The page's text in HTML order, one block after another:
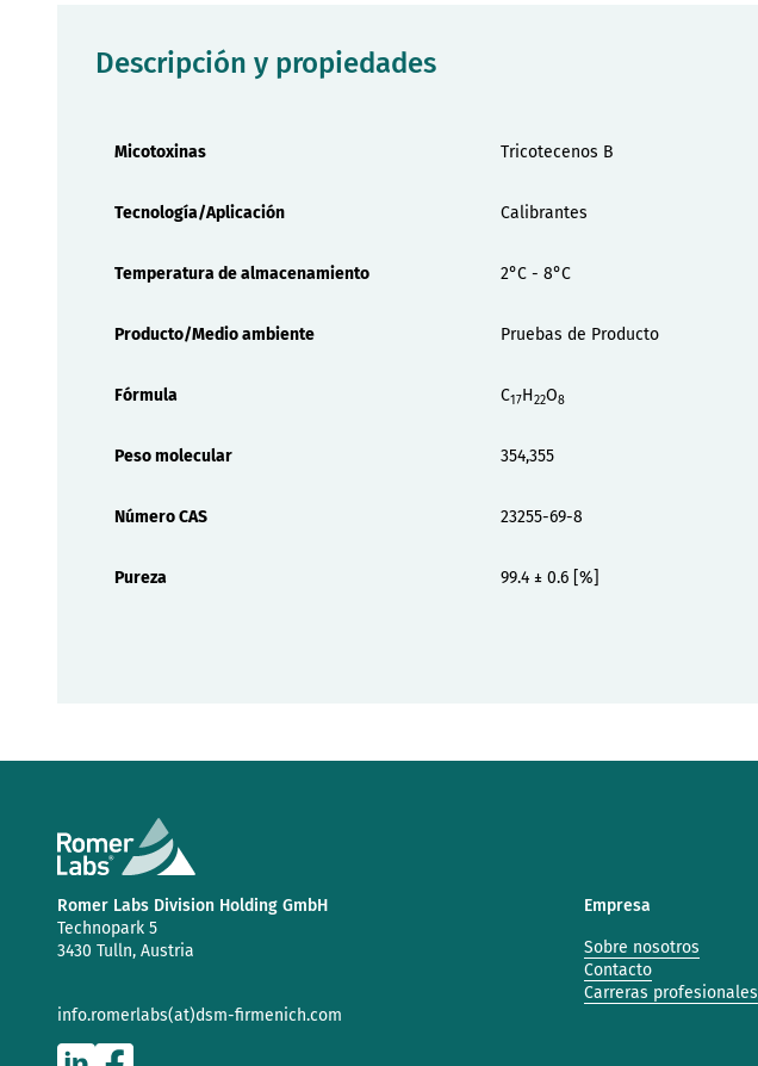
Descripción y propiedades
Micotoxinas
Tricotecenos B
Tecnología/Aplicación Calibrantes
Temperatura de almacenamiento 2°C - 8°C
Producto/Medio ambiente Pruebas de Producto
Fórmula C17H22O8
Peso molecular 354,355
Número CAS 23255-69-8
Pureza 99.4 ± 0.6 [%]
Romer Labs Division Holding GmbH
Technopark 5
3430 Tulln, Austria
info.romerlabs(at)dsm-firmenich.com
Empresa
Sobre nosotros
Contacto
Carreras profesionales